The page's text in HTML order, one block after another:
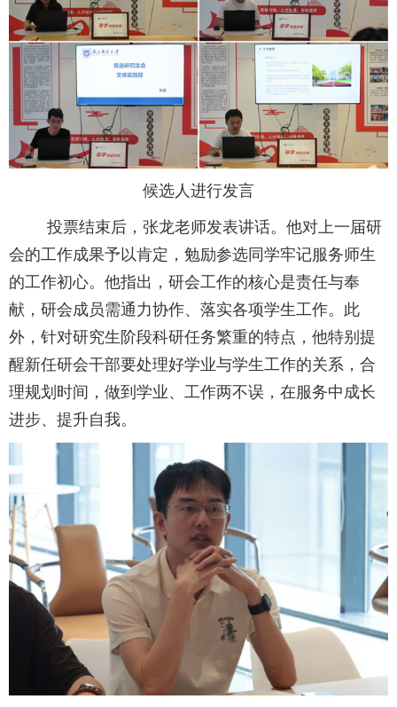
候选人进行发言
投票结束后，张龙老师发表讲话。他对上一届研
会的工作成果予以肯定，勉励参选同学牢记服务师生
的工作初心。他指出，研会工作的核心是责任与奉
献，研会成员需通力协作、落实各项学生工作。此
外，针对研究生阶段科研任务繁重的特点，他特别提
醒新任研会干部要处理好学业与学生工作的关系，合
理规划时间，做到学业、工作两不误，在服务中成长
进步、提升自我。